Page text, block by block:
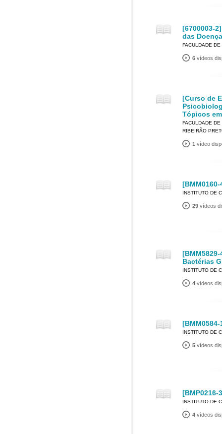
[6700003-
das
FACULDADE DE
6 vídeos
[Curso de
Tópicos
FACULDADE
RIBEIRÃO
1 vídeo
INSTITUTO DE
29 vídeos
Bactérias
INSTITUTO DE
4 vídeos
INSTITUTO DE
5 vídeos
INSTITUTO DE
4 vídeos